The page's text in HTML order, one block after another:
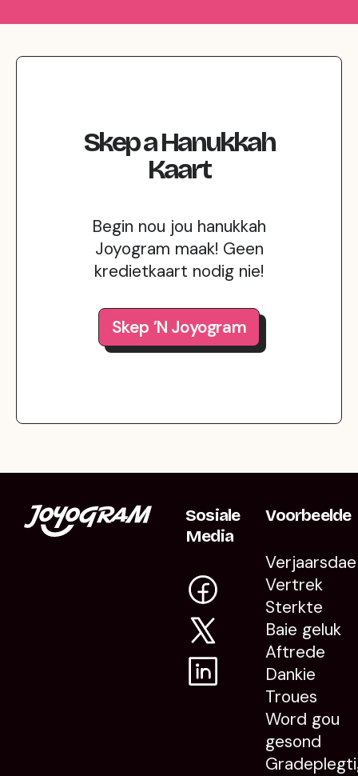
SkepaHanukkah
Kaart
Begin nou jou hanukkah
Joyogram maak! Geen
kredietkaart nodig nie!
Skep ’n Joyogram
Sosiale
Media
Voorbeelde
Verjaarsdae
Vertrek
Sterkte
Baie geluk
Aftrede
Dankie
Troues
Word gou
gesond